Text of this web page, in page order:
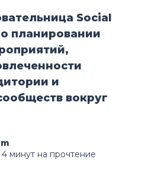
Social
планировании
и
вокруг
4 минут на прочтение